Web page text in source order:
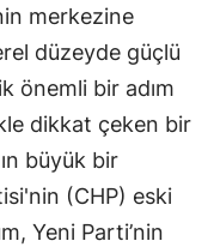
merkezine
düzeyde güçlü
önemli bir adım
dikkat çeken bir
büyük bir
(CHP) eski
Yeni Parti’nin